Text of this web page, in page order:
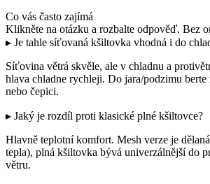
Co vás často zajímá
Klikněte na otázku a rozbalte odpověď. Bez
▸ Je tahle síťovaná kšiltovka vhodná i do
Síťovina větrá skvěle, ale v chladnu a
hlava chladne rychleji. Do jara/podzimu
nebo čepici.
▸ Jaký je rozdíl proti klasické plné kšiltovce?
Hlavně teplotní komfort. Mesh verze je
tepla), plná kšiltovka bývá univerzálnější do
větru.